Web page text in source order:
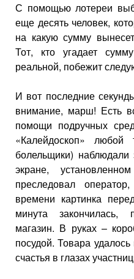
С помощью лотереи
еще десять человек,
на какую сумму
Тот, кто угадает
реальной, побежит
И вот последние
внимание, марш! Есть
помощи подручных
«Калейдоскоп»
болельщики)
экране,
преследовал
времени картинка
минута закончилась,
магазин. В руках –
посудой. Товара
счастья в глазах